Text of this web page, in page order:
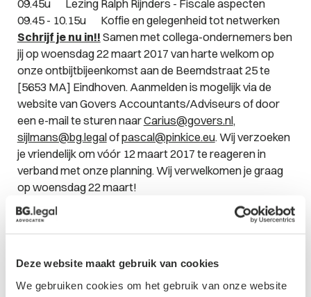
Deze website maakt gebruik van cookies
We gebruiken cookies om het gebruik van onze website
09.45u Lezing Ralph Rijnders - Fiscale aspecten
09.45 - 10.15u Koffie en gelegenheid tot netwerken
Schrijf je nu in!! Samen met collega-ondernemers ben
jij op woensdag 22 maart 2017 van harte welkom op
onze ontbijtbijeenkomst aan de Beemdstraat 25 te
[5653 MA] Eindhoven. Aanmelden is mogelijk via de
website van Govers Accountants/Adviseurs of door
een e-mail te sturen naarCarius@govers.nl,
sijlmans@bg.legalofpascal@pinkice.eu. Wij verzoeken
je vriendelijk om vóór 12 maart 2017 te reageren in
verband met onze planning. Wij verwelkomen je graag
op woensdag 22 maart!
Contactformulier